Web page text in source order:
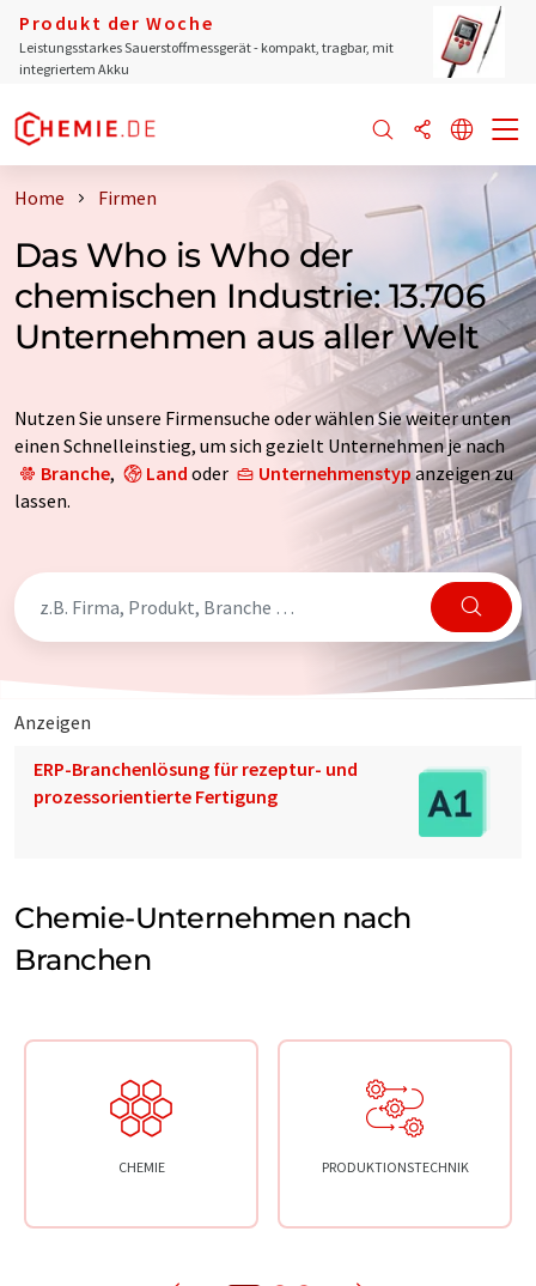
Produkt der Woche
Leistungsstarkes Sauerstoffmessgerät - kompakt, tragbar, mit
integriertem Akku
Home Firmen
Das Who is Who der
chemischen Industrie: 13.706
Unternehmen aus aller Welt
Nutzen Sie unsere Firmensuche oder wählen Sie weiter unten
einen Schnelleinstieg, um sich gezielt Unternehmen je nach
Branche, Land oder Unternehmenstypanzeigen zu
lassen.
Anzeigen
ERP-Branchenlösung für rezeptur- und
prozessorientierte Fertigung
Chemie-Unternehmen nach
Branchen
CHEMIE PRODUKTIONSTECHNIK